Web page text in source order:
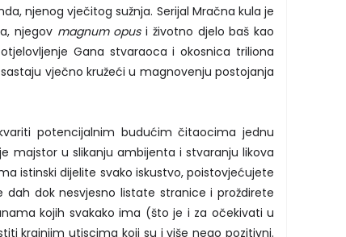
njenog vječitog sužnja. Serijal Mračna kula je
njegov magnum opusi životno djelo baš kao
Gana stvaraoca i okosnica triliona
vječno kružeći u magnovenju postojanja
potencijalnim budućim čitaocima jednu
majstor u slikanju ambijenta i stvaranju likova
istinski dijelite svako iskustvo, poistovjećujete
dok nesvjesno listate stranice i proždirete
kojih svakako ima (što je i za očekivati u
krajnjim utiscima koji su i više nego pozitivni.